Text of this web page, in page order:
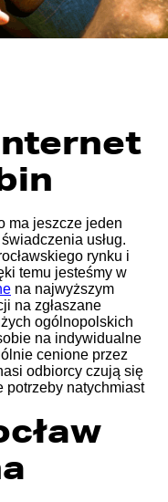
ma jeszcze jeden
usług.
rynku i
temu jesteśmy w
na najwyższym
na zgłaszane
ogólnopolskich
na indywidualne
cenione przez
odbiorcy czują się
potrzeby natychmiast